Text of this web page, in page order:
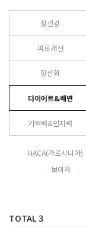
장건강
피로개선
항산화
다이어트&배변
기억력&인지력
HACA(가르시니아)
보이차
TOTAL3